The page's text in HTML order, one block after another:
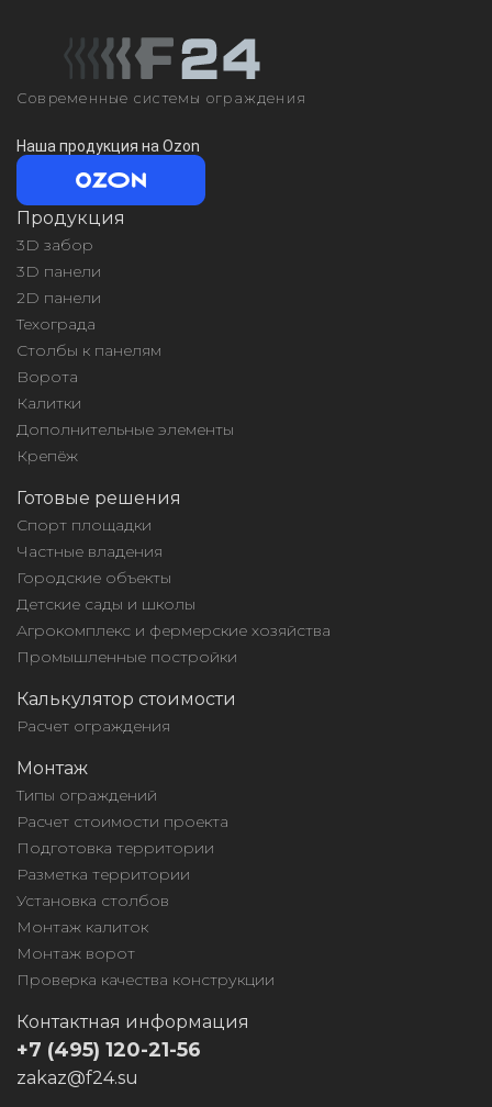
Современные системы ограждения
Наша продукция на Ozon
Продукция
3D забор
3D панели
2D панели
Техограда
Столбы к панелям
Ворота
Калитки
Дополнительные элементы
Крепёж
Готовые решения
Спорт площадки
Частные владения
Городские объекты
Детские сады и школы
Агрокомплекс и фермерские хозяйства
Промышленные постройки
Калькулятор стоимости
Расчет ограждения
Монтаж
Типы ограждений
Расчет стоимости проекта
Подготовка территории
Разметка территории
Установка столбов
Монтаж калиток
Монтаж ворот
Проверка качества конструкции
Контактная информация
+7 (495) 120-21-56
zakaz@f24.su